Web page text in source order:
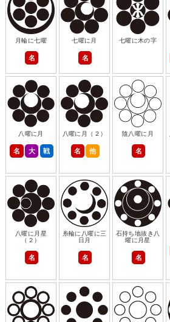
月輪に七曜
名
七曜に月
名
七曜に木の字
八曜に月
名 大 戦
八曜に月（２）
名 他
陰八曜に月
名
八曜に月星
（２）
名
糸輪に八曜に三
日月
名
石持ち地抜き八
曜に月星
名